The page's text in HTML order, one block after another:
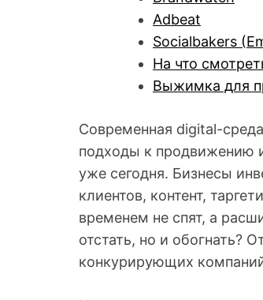
Adbeat
Socialbakers
На что
Выжимка для
Современная digital-
подходы к продвижению
уже сегодня. Бизнесы
клиентов, контент,
временем не спят, а
отстать, но и обогнать?
конкурирующих